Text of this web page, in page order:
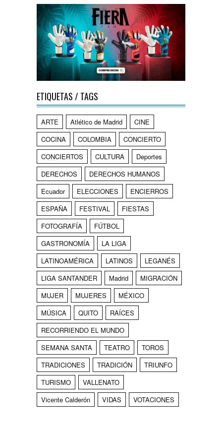
ETIQUETAS / TAGS
ARTE Atlético de Madrid
CINE
COCINA
COLOMBIA
CONCIERTO
CONCIERTOS
CULTURA
Deportes
DERECHOS
DERECHOS HUMANOS
Ecuador
ELECCIONES
ENCIERROS
ESPAÑA
FESTIVAL
FIESTAS
FOTOGRAFÍA
FÚTBOL
GASTRONOMÍA
LA LIGA
LATINOAMÉRICA
LATINOS
LEGANÉS
LIGA SANTANDER
Madrid
MIGRACIÓN
MUJER
MUJERES
MÉXICO
MÚSICA
QUITO
RAÍCES
RECORRIENDO EL MUNDO
SEMANA SANTA
TEATRO
TOROS
TRADICIONES
TRADICIÓN
TRIUNFO
TURISMO
VALLENATO
Vicente Calderón
VIDAS VOTACIONES